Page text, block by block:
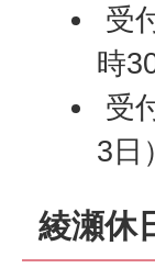
受
時
受
3日）
綾瀬休